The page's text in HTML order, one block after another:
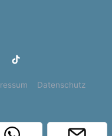
Datenschutz